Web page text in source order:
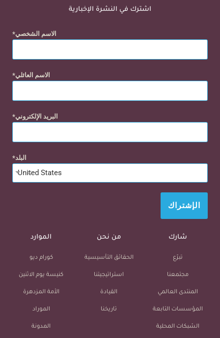
اشترك في النشرة الإخبارية
الاسم الشخصي
الاسم العائلي
البريد الإلكتروني
البلد
United States
×
الإشتراك
شارك
تبرّع
مجتمعنا
المنتدى العالمي
المؤسسات التابعة
الشبكات المحلية
من نحن
الحقائق التأسيسية
استراتيجيتنا
القيادة
تاريخنا
الموارد
كورام ديو
كنيسة يوم الاثنين
الأمة المزدهرة
الموراد
المدونة